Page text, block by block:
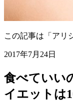
この記事は「アリ
2017年7月24日
食べていい
イエットは